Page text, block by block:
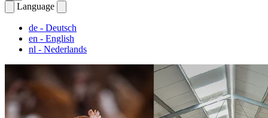
Language
de - Deutsch
en - English
nl - Nederlands